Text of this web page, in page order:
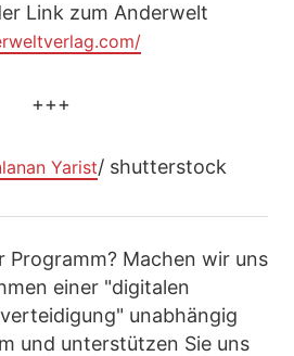
Link zum Anderwelt
+++
Yarist/ shutterstock
Programm? Machen wir uns
einer "digitalen
unabhängig
und unterstützen Sie uns